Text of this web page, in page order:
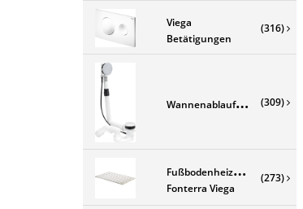
Viega
Betätigungen
(316)
W
annenablaufgarnituren+Zubehör (309)
F
ußbodenheizung
Fonterra Viega
(273)